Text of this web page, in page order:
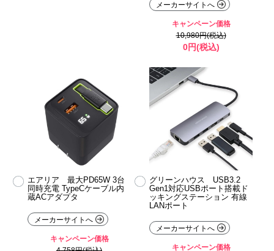
メーカーサイトへ
キャンペーン価格
10,980円(税込)
0円(税込)
エアリア 最大PD65W 3台
同時充電 TypeCケーブル内
蔵ACアダプタ
メーカーサイトへ
キャンペーン価格
グリーンハウス USB3.2
Gen1対応USBポート搭載ド
ッキングステーション 有線
LANポート
メーカーサイトへ
キャンペーン価格